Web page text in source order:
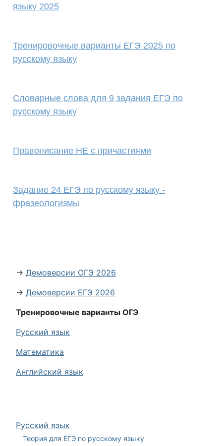
Русский язык
Теория для ЕГЭ по русскому языку
языку 2025
Тренировочные варианты ЕГЭ 2025 по
русскому языку
Cловарные слова для 9 задания ЕГЭ по
русскому языку
Правописание НЕ с причастиями
Задание 24 ЕГЭ по русскому языку -
фразеологизмы
→ Демоверсии ОГЭ 2026
→ Демоверсии ЕГЭ 2026
Тренировочные варианты ОГЭ
Русский язык
Математика
Английский язык